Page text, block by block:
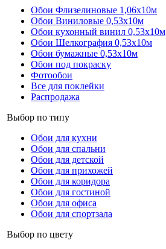
Обои Флизелиновые 1,06х10м
Обои Виниловые 0,53х10м
Обои кухонный винил 0,53х10м
Обои Шелкография 0,53x10м
Обои бумажные 0,53х10м
Обои под покраску
Фотообои
Все для поклейки
Распродажа
Выбор по типу
Обои для кухни
Обои для спальни
Обои для детской
Обои для прихожей
Обои для коридора
Обои для гостиной
Обои для офиса
Обои для спортзала
Выбор по цвету